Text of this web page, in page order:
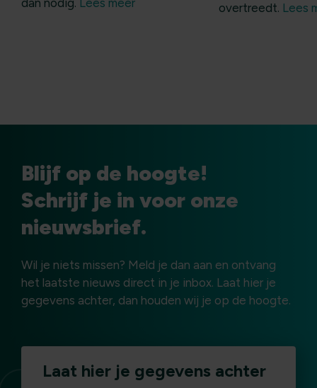
overtreedt. Lees
Blijf op de hoogte!
Schrijf je in voor onze
nieuwsbrief.
Wil je niets missen? Meld je dan aan en ontvang
het laatste nieuws direct in je inbox. Laat hier je
gegevens achter, dan houden wij je op de hoogte.
Laat hier je gegevens achter